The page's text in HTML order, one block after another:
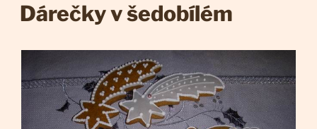
Dárečky v šedobílém